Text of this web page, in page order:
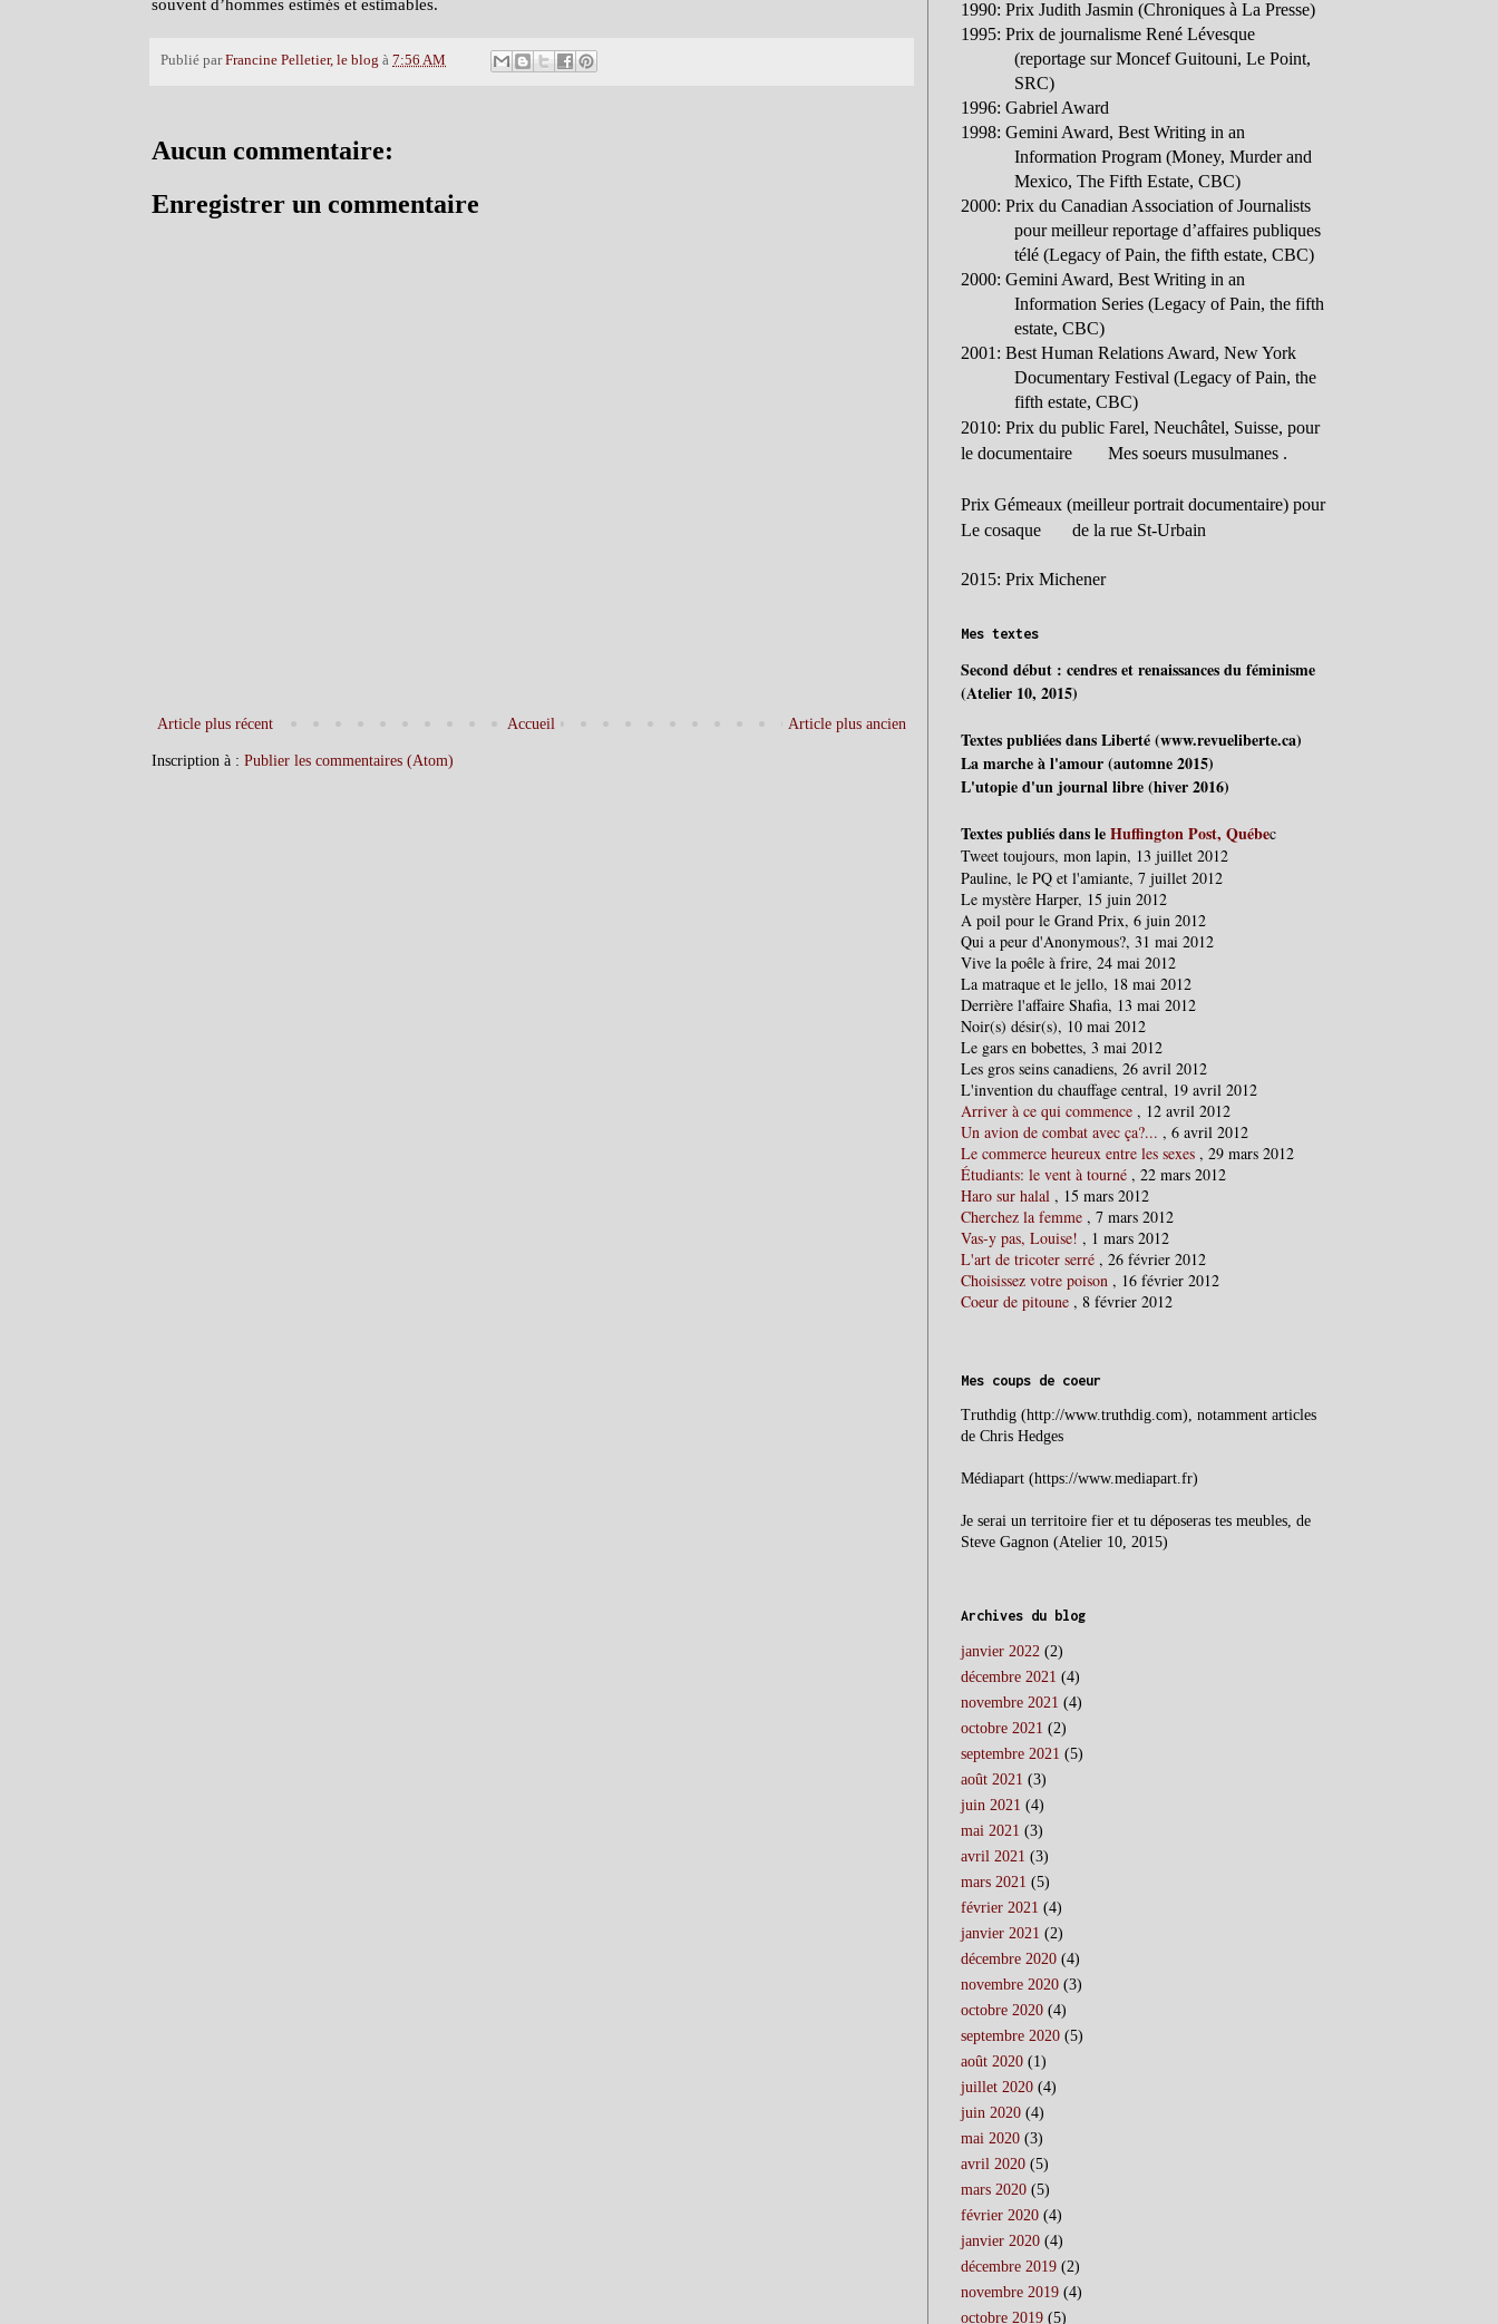
Publié parFrancine Pelletier, le blog à 7:56 AM
Aucun commentaire:
Enregistrer un commentaire
Article plus récent Article plus ancien
Accueil
Inscription à : Publier les commentaires (Atom)
1990: Prix Judith Jasmin (Chroniques à La Presse)
1995: Prix de journalisme René Lévesque
(reportage sur Moncef Guitouni, Le Point,
SRC)
1996: Gabriel Award
1998: Gemini Award, Best Writing in an
Information Program (Money, Murder and
Mexico, The Fifth Estate, CBC)
2000: Prix du Canadian Association of Journalists
pour meilleur reportage d’affaires publiques
télé (Legacy of Pain, the fifth estate, CBC)
2000: Gemini Award, Best Writing in an
Information Series (Legacy of Pain, the fifth
estate, CBC)
2001: Best Human Relations Award, New York
Documentary Festival (Legacy of Pain, the
fifth estate, CBC)
2010: Prix du public Farel, Neuchâtel, Suisse, pour
le documentaire
Mes soeurs musulmanes .
Prix Gémeaux (meilleur portrait documentaire) pour
Le cosaque
de la rue St-Urbain
2015: Prix Michener
Mes textes
Second début : cendres et renaissances du féminisme
(Atelier 10, 2015)
Textes publiées dans Liberté (www.revueliberte.ca)
La marche à l'amour (automne 2015)
L'utopie d'un journal libre (hiver 2016)
Textes publiés dans leHuffington Post, Québec
Tweet toujours, mon lapin, 13 juillet 2012
Pauline, le PQ et l'amiante, 7 juillet 2012
Le mystère Harper, 15 juin 2012
A poil pour le Grand Prix, 6 juin 2012
Qui a peur d'Anonymous?, 31 mai 2012
Vive la poêle à frire, 24 mai 2012
La matraque et le jello, 18 mai 2012
Derrière l'affaire Shafia, 13 mai 2012
Noir(s) désir(s), 10 mai 2012
Le gars en bobettes, 3 mai 2012
Les gros seins canadiens, 26 avril 2012
L'invention du chauffage central, 19 avril 2012
Arriver à ce qui commence , 12 avril 2012
Un avion de combat avec ça?... , 6 avril 2012
Le commerce heureux entre les sexes , 29 mars 2012
Étudiants: le vent à tourné , 22 mars 2012
Haro sur halal , 15 mars 2012
Cherchez la femme , 7 mars 2012
Vas-y pas, Louise! , 1 mars 2012
L'art de tricoter serré , 26 février 2012
Choisissez votre poison , 16 février 2012
Coeur de pitoune , 8 février 2012
Mes coups de coeur
Truthdig (http://www.truthdig.com), notamment articles
de Chris Hedges
Médiapart (https://www.mediapart.fr)
Je serai un territoire fier et tu déposeras tes meubles, de
Steve Gagnon (Atelier 10, 2015)
Archives du blog
janvier 2022 (2)
décembre 2021 (4)
novembre 2021 (4)
octobre 2021 (2)
septembre 2021 (5)
août 2021 (3)
juin 2021 (4)
mai 2021 (3)
avril 2021 (3)
mars 2021 (5)
février 2021 (4)
janvier 2021 (2)
décembre 2020 (4)
novembre 2020 (3)
octobre 2020 (4)
septembre 2020 (5)
août 2020 (1)
juillet 2020 (4)
juin 2020 (4)
mai 2020 (3)
avril 2020 (5)
mars 2020 (5)
février 2020 (4)
janvier 2020 (4)
décembre 2019 (2)
novembre 2019 (4)
octobre 2019 (5)